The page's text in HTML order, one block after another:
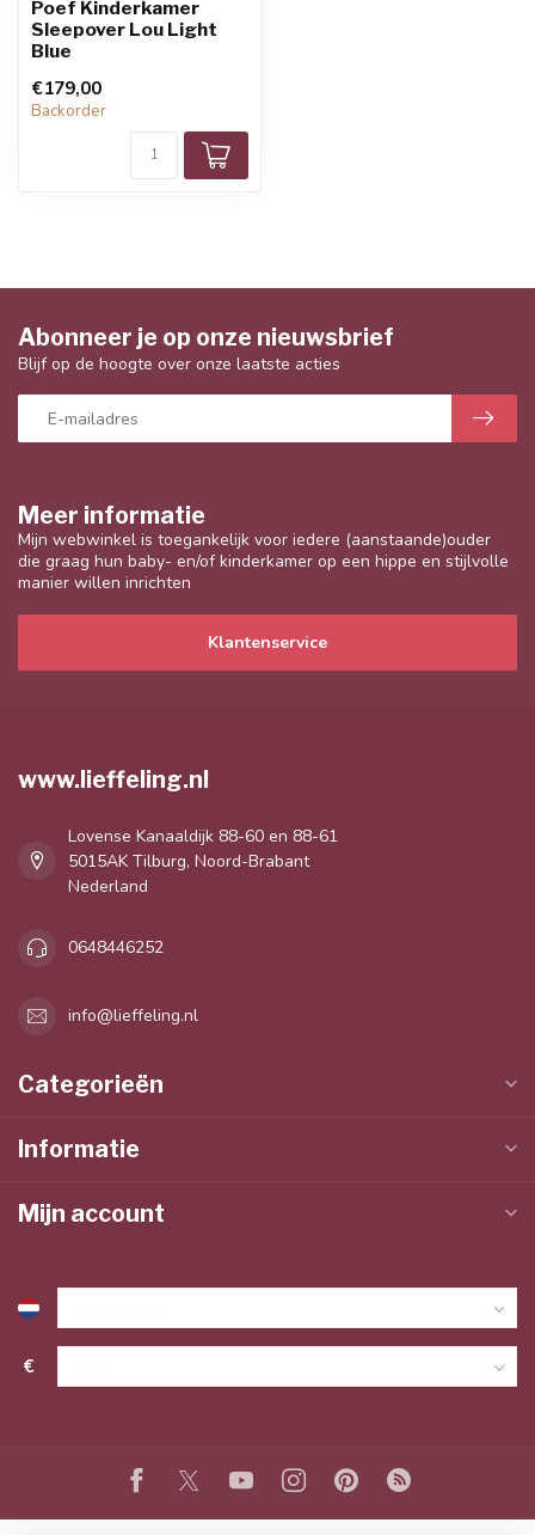
Poef Kinderkamer
Sleepover Lou Light
Blue
€179,00
Backorder
Meer informatie
Mijn webwinkel is toegankelijk voor iedere (aanstaande)ouder
die graag hun baby- en/of kinderkamer op een hippe en stijlvolle
manier willen inrichten
Klantenservice
Abonneer je op onze nieuwsbrief
Blijf op de hoogte over onze laatste acties
www.lieffeling.nl
Lovense Kanaaldijk 88-60 en 88-61
5015AK Tilburg, Noord-Brabant
Nederland
0648446252
info@lieffeling.nl
Categorieën
Informatie
Mijn account
€